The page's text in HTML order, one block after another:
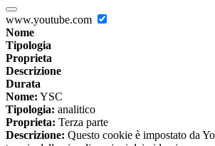
www.youtube.com
Nome
Tipologia
Proprieta
Descrizione
Durata
Nome: YSC
Tipologia: analitico
Proprieta: Terza parte
Descrizione: Questo cookie è impostato da